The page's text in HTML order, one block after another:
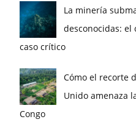
La minería
desconocidas: el
caso crítico
Cómo el recorte
Unido amenaza
Congo